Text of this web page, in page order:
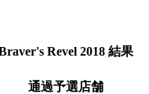
Revel 2018 結果
通過予選店舗